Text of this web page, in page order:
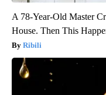
A 78-Year-Old Master
House. Then This
Ribili